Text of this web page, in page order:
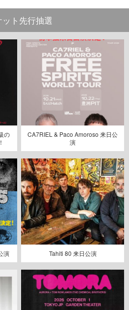
ット先行抽選
の
CA7RIEL & Paco Amoroso 来日公
演
演 Tahiti 80 来日公演